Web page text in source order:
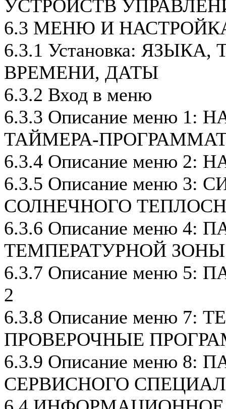
УСТРОЙСТВ
6.3 МЕНЮ И
6.3.1 Установка:
ВРЕМЕНИ, ДАТЫ
6.3.2 Вход в меню
6.3.3 Описание меню 1:
ТАЙМЕРА-
6.3.4 Описание меню 2:
6.3.5 Описание меню 3:
СОЛНЕЧНОГО
6.3.6 Описание меню 4:
ТЕМПЕРАТУРНОЙ ЗОНЫ
6.3.7 Описание меню
2
6.3.8 Описание меню 7:
ПРОВЕРОЧНЫЕ
6.3.9 Описание меню 8:
СЕРВИСНОГО